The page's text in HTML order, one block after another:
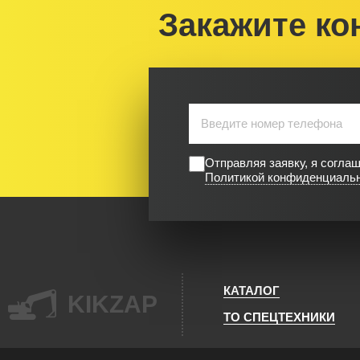
Закажите
Отправляя заявку, я
Политикой
KIKZAP
КАТАЛОГ
ТО СПЕЦТЕХНИКИ